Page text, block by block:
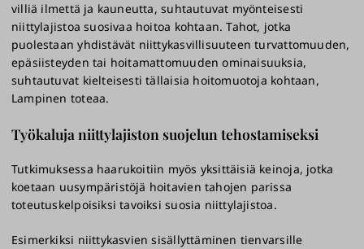
villiä ilmettä ja kauneutta, suhtautuvat myönteisesti
niittylajistoa suosivaa hoitoa kohtaan. Tahot, jotka
puolestaan yhdistävät niittykasvillisuuteen turvattomuuden,
epäsiisteyden tai hoitamattomuuden ominaisuuksia,
suhtautuvat kielteisesti tällaisia hoitomuotoja kohtaan,
Lampinen toteaa.
Työkaluja niittylajiston suojelun tehostamiseksi
Tutkimuksessa haarukoitiin myös yksittäisiä keinoja, jotka
koetaan uusympäristöjä hoitavien tahojen parissa
toteutuskelpoisiksi tavoiksi suosia niittylajistoa.
Esimerkiksi niittykasvien sisällyttäminen tienvarsille